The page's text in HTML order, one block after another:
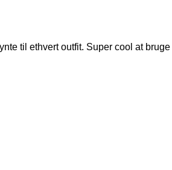
til ethvert outfit. Super cool at